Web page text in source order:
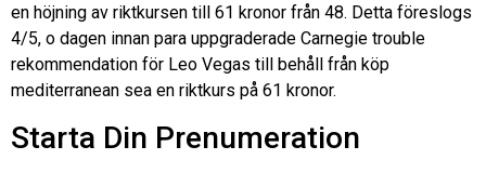
en höjning av riktkursen till 61 kronor från 48. Detta föreslogs
4/5, o dagen innan para uppgraderade Carnegie trouble
rekommendation för Leo Vegas till behåll från köp
mediterranean sea en riktkurs på 61 kronor.
Starta Din Prenumeration